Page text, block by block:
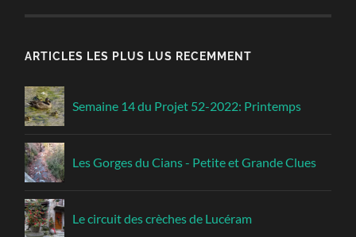
ARTICLES LES PLUS LUS RECEMMENT
Semaine 14 du Projet 52-2022: Printemps
Les Gorges du Cians - Petite et Grande Clues
Le circuit des crèches de Lucéram